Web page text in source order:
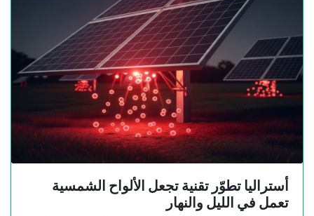
أستراليا تطوّر تقنية تجعل الألواح الشمسية
تعمل في الليل والنهار